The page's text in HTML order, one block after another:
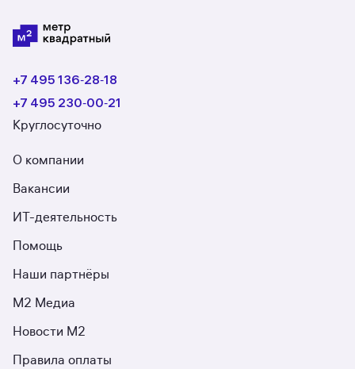
+7 495 136‑28‑18
+7 495 230‑00‑21
Круглосуточно
О компании
Вакансии
ИТ-деятельность
Помощь
Наши партнёры
М2 Медиа
Новости М2
Правила оплаты